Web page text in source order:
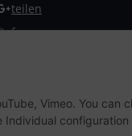
teilen
Info
Vimeo. You can
Individual configuration